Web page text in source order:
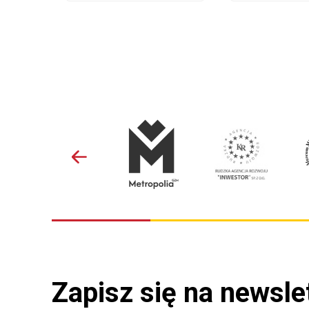
Zapisz się na